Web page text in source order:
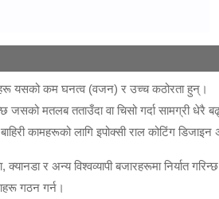
यसको कम घनत्व (वजन) र उच्च कठोरता हुन्।
जसको मतलब तताउँदा वा चिसो गर्दा सामग्री
कामहरूको लागि इपोक्सी राल कोटिंग
र अन्य विश्वव्यापी बजारहरूमा निर्यात
गठन गर्न।